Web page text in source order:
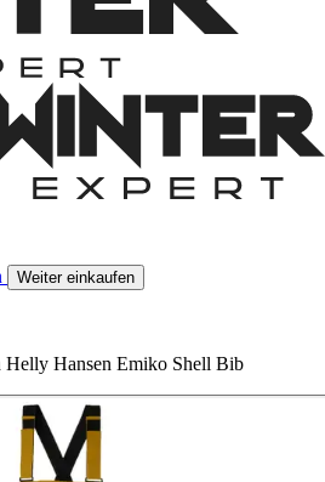
Weiter einkaufen
Helly Hansen Emiko Shell Bib